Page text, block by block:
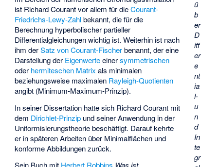
ü
b
er
D
iff
er
e
nt
ia
l-
u
n
d
In
te
gr
ist Richard Courant vor allem für dieCourant-
Friedrichs-Lewy-Zahlbekannt, die für die
Berechnung hyperbolischer partieller
Differentialgleichungen wichtig ist. Weiterhin ist nach
ihm derSatz von Courant-Fischerbenannt, der eine
Darstellung der Eigenwerteeinersymmetrischen
oder hermiteschen Matrix als minimalen
beziehungsweise maximalen Rayleigh-Quotienten
angibt (Minimum-Maximum-Prinzip).
In seiner Dissertation hatte sich Richard Courant mit
dem Dirichlet-Prinzip und seiner Anwendung in der
Uniformisierungstheorie beschäftigt. Darauf kehrte
er in späteren Arbeiten über Minimalflächen und
konforme Abbildungen zurück.